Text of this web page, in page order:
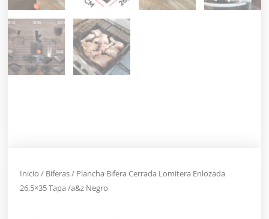
Inicio / Biferas/ Plancha Bifera Cerrada Lomitera Enlozada
26,5×35 Tapa /a&z Negro